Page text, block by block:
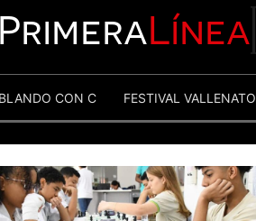
PrimeraLínea
CON C FESTIVAL VALLENATO